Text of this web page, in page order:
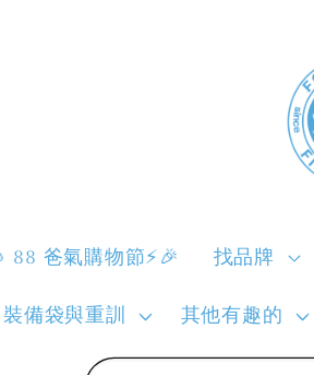
88 爸氣購物節⚡🎉 找品牌
裝備袋與重訓 其他有趣的